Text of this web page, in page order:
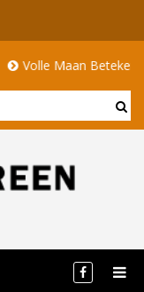
Betekenis: Energie,